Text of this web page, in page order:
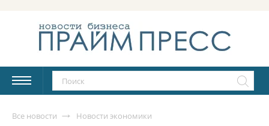
Все новости Новости экономики